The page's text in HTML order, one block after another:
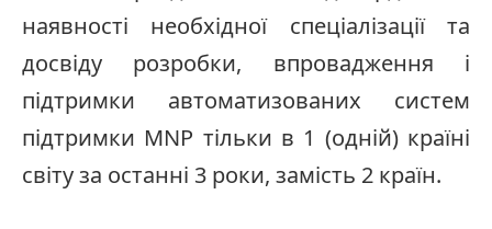
наявності необхідної спеціалізації та
досвіду розробки, впровадження і
підтримки автоматизованих систем
підтримки MNP тільки в 1 (одній) країні
світу за останні 3 роки, замість 2 країн.